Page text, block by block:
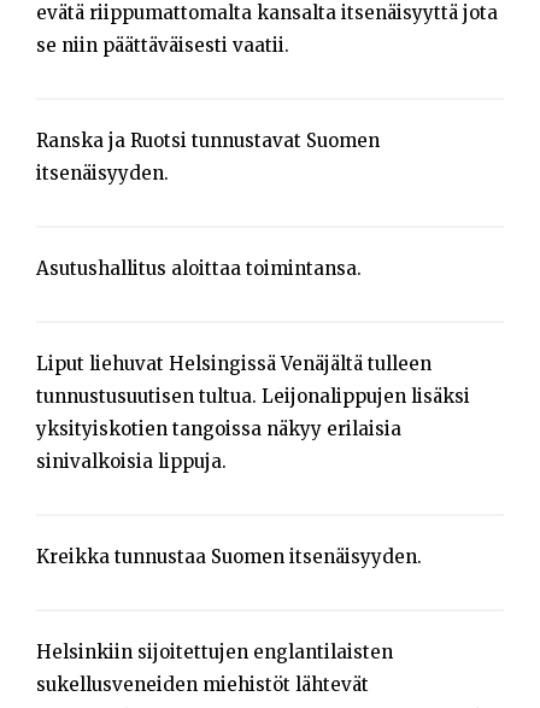
evätä riippumattomalta kansalta itsenäisyyttä jota
se niin päättäväisesti vaatii.
Ranska ja Ruotsi tunnustavat Suomen
itsenäisyyden.
Asutushallitus aloittaa toimintansa.
Liput liehuvat Helsingissä Venäjältä tulleen
tunnustusuutisen tultua. Leijonalippujen lisäksi
yksityiskotien tangoissa näkyy erilaisia
sinivalkoisia lippuja.
Kreikka tunnustaa Suomen itsenäisyyden.
Helsinkiin sijoitettujen englantilaisten
sukellusveneiden miehistöt lähtevät